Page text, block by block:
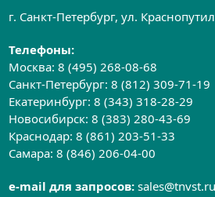
г. Санкт-Петербург, ул.
Телефоны:
Москва:8 (495) 268-08-68
Санкт-Петербург:8 (812) 309-71-19
Екатеринбург:8 (343) 318-28-29
Новосибирск:8 (383) 280-43-69
Краснодар:8 (861) 203-51-33
Самара:8 (846) 206-04-00
e-mail для запросов:sales@tnvst.ru